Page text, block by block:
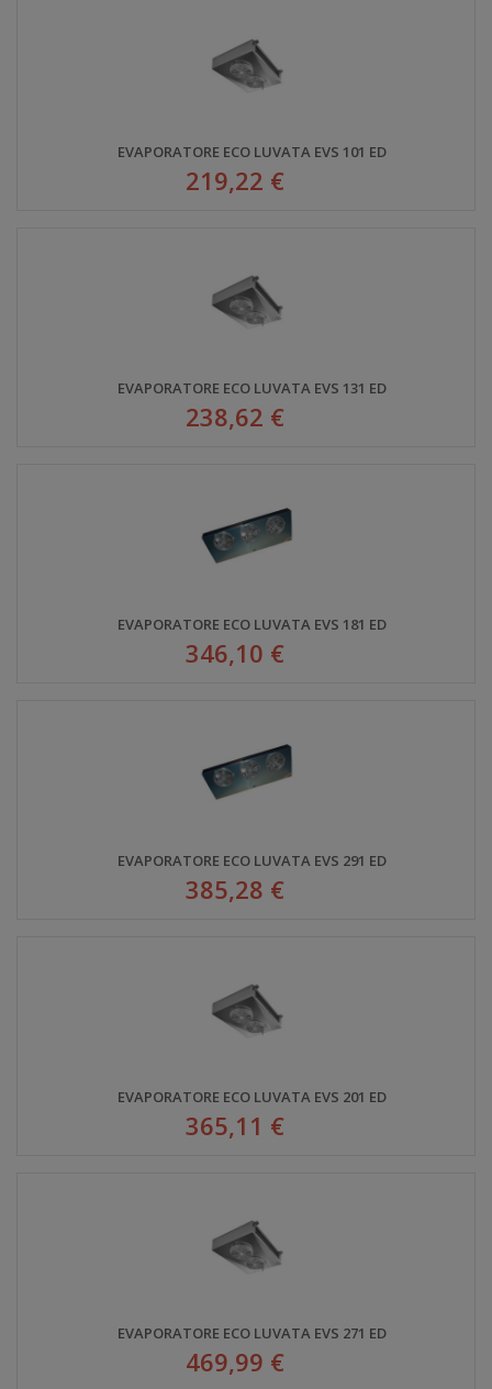
EVAPORATORE ECO LUVATA EVS 101 ED
219,22 €
EVAPORATORE ECO LUVATA EVS 131 ED
238,62 €
EVAPORATORE ECO LUVATA EVS 181 ED
346,10 €
EVAPORATORE ECO LUVATA EVS 291 ED
385,28 €
EVAPORATORE ECO LUVATA EVS 201 ED
365,11 €
EVAPORATORE ECO LUVATA EVS 271 ED
469,99 €